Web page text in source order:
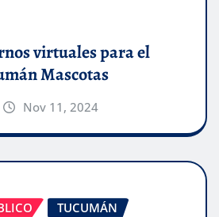
virtuales para el
Mascotas
Nov 11, 2024
TUCUMÁN